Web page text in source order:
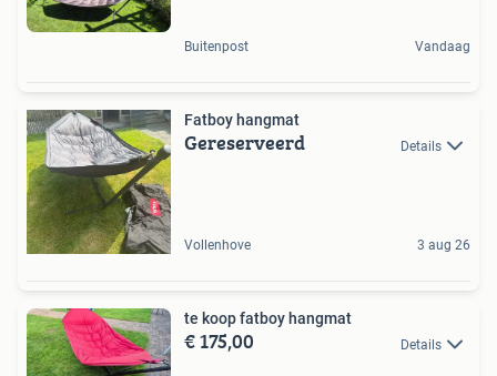
Buitenpost Vandaag
Fatboy hangmat
Gereserveerd Details
Vollenhove 3 aug 26
te koop fatboy hangmat
€ 175,00 Details